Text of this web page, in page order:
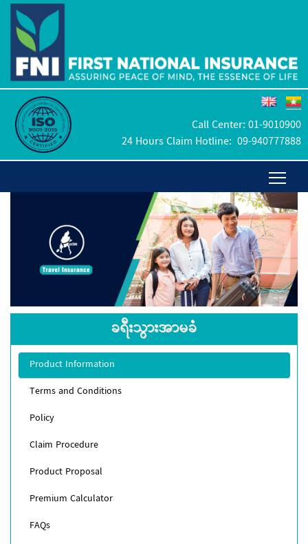
Call Center:01-9010900
24 Hours Claim Hotline: 09-940777888
ခရီးသွားအာမခံ
Product Information
Terms and Conditions
Policy
Claim Procedure
Product Proposal
Premium Calculator
FAQs